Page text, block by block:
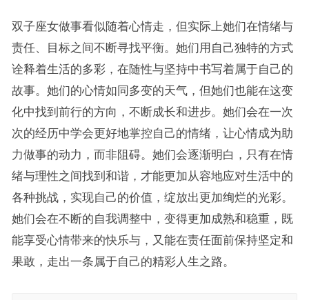
双子座女做事看似随着心情走，但实际上她们在情绪与
责任、目标之间不断寻找平衡。她们用自己独特的方式
诠释着生活的多彩，在随性与坚持中书写着属于自己的
故事。她们的心情如同多变的天气，但她们也能在这变
化中找到前行的方向，不断成长和进步。她们会在一次
次的经历中学会更好地掌控自己的情绪，让心情成为助
力做事的动力，而非阻碍。她们会逐渐明白，只有在情
绪与理性之间找到和谐，才能更加从容地应对生活中的
各种挑战，实现自己的价值，绽放出更加绚烂的光彩。
她们会在不断的自我调整中，变得更加成熟和稳重，既
能享受心情带来的快乐与，又能在责任面前保持坚定和
果敢，走出一条属于自己的精彩人生之路。